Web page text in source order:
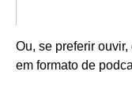
Ou, se preferir
em formato de